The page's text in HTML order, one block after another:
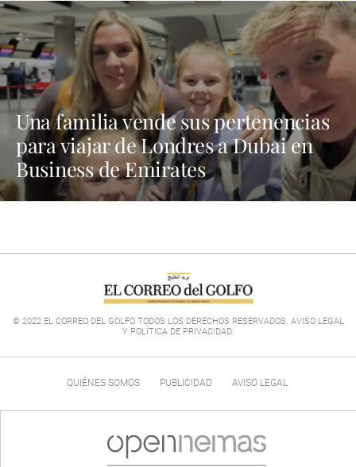
Una familia vende sus pertenencias
para viajar de Londres a Dubai en
Business de Emirates
© 2022 EL CORREO DEL GOLFO TODOS LOS DERECHOS RESERVADOS. AVISO LEGAL
Y POLÍTICA DE PRIVACIDAD.
QUIÉNES SOMOS PUBLICIDAD AVISO LEGAL